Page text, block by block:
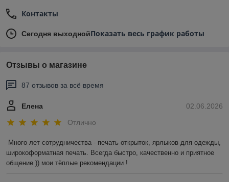
Контакты
Сегодня выходнойПоказать весь график работы
Отзывы о магазине
87 отзывов за всё время
02.06.2026
Елена
Отлично
Много лет сотрудничества - печать открыток, ярлыков для одежды,
широкоформатная печать. Всегда быстро, качественно и приятное
общение )) мои тёплые рекомендации !